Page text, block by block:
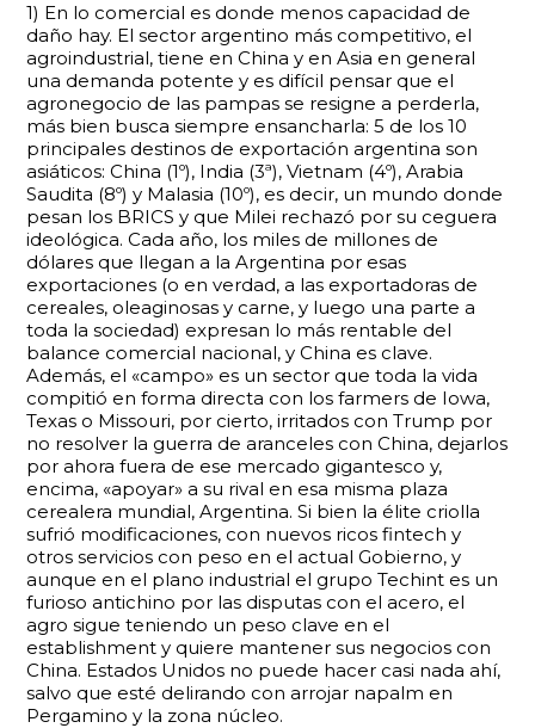
1) En lo comercial es donde menos capacidad de
daño hay. El sector argentino más competitivo, el
agroindustrial, tiene en China y en Asia en general
una demanda potente y es difícil pensar que el
agronegocio de las pampas se resigne a perderla,
más bien busca siempre ensancharla: 5 de los 10
principales destinos de exportación argentina son
asiáticos: China (1º), India (3ª), Vietnam (4º), Arabia
Saudita (8º) y Malasia (10º), es decir, un mundo donde
pesan los BRICS y que Milei rechazó por su ceguera
ideológica. Cada año, los miles de millones de
dólares que llegan a la Argentina por esas
exportaciones (o en verdad, a las exportadoras de
cereales, oleaginosas y carne, y luego una parte a
toda la sociedad) expresan lo más rentable del
balance comercial nacional, y China es clave.
Además, el «campo» es un sector que toda la vida
compitió en forma directa con los farmers de Iowa,
Texas o Missouri, por cierto, irritados con Trump por
no resolver la guerra de aranceles con China, dejarlos
por ahora fuera de ese mercado gigantesco y,
encima, «apoyar» a su rival en esa misma plaza
cerealera mundial, Argentina. Si bien la élite criolla
sufrió modificaciones, con nuevos ricos fintech y
otros servicios con peso en el actual Gobierno, y
aunque en el plano industrial el grupo Techint es un
furioso antichino por las disputas con el acero, el
agro sigue teniendo un peso clave en el
establishment y quiere mantener sus negocios con
China. Estados Unidos no puede hacer casi nada ahí,
salvo que esté delirando con arrojar napalm en
Pergamino y la zona núcleo.